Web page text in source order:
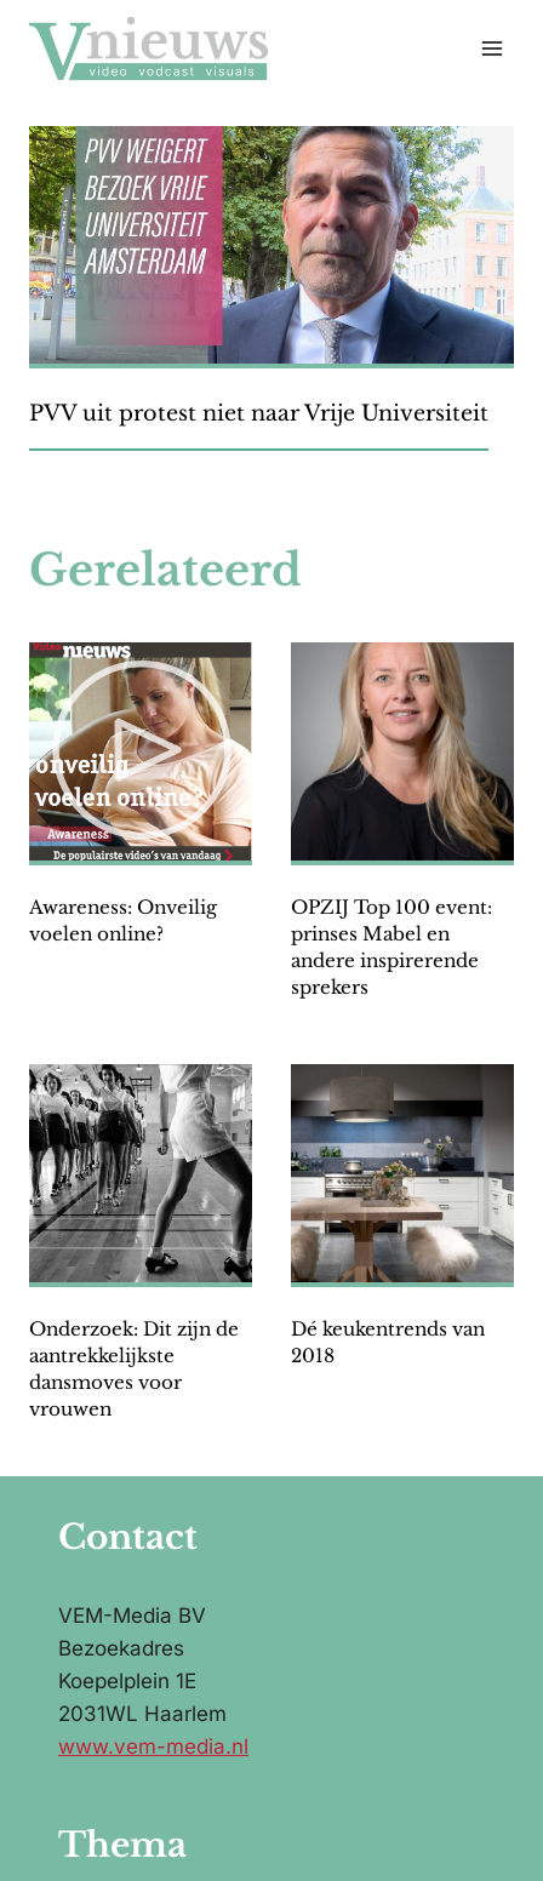
naar
inhoud
PVV uit protest niet naar Vrije Universiteit
Gerelateerd
Awareness: Onveilig
voelen online?
OPZIJ Top 100 event:
prinses Mabel en
andere inspirerende
sprekers
Onderzoek: Dit zijn de
aantrekkelijkste
dansmoves voor
vrouwen
Dé keukentrends van
2018
Contact
VEM-Media BV
Bezoekadres
Koepelplein 1E
2031WL Haarlem
www.vem-media.nl
Thema